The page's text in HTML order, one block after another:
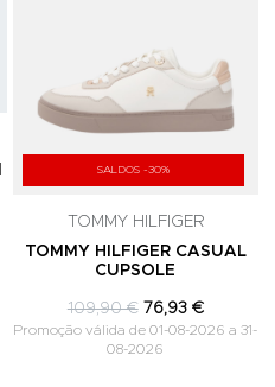
SALDOS -30%
TOMMY HILFIGER
TOMMY HILFIGER CASUAL
CUPSOLE
109,90 € 76,93 €
Promoção válida de 01-08-2026 a 31-
08-2026